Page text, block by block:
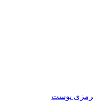
پوست